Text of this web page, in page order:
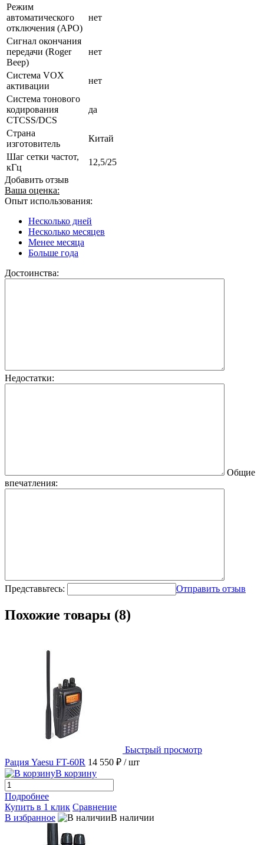
Режим
автоматического
отключения (АРО)
нет
Сигнал окончания
передачи (Roger
Beep)
нет
Система VOX
активации
нет
Система тонового
кодирования
CTCSS/DCS
да
Страна
изготовитель
Китай
Шаг сетки частот,
кГц
12,5/25
Добавить отзыв
Ваша оценка:
Опыт использования:
Несколько дней
Несколько месяцев
Менее месяца
Больше года
Достоинства:
Недостатки:
Общие
впечатления:
Представьтесь: Отправить отзыв
Похожие товары (8)
Быстрый просмотр
Рация Yaesu FT-60R 14 550 ₽ / шт
В корзину
Подробнее
Купить в 1 клик Сравнение
В избранное
В наличии